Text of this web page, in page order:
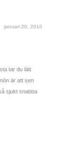
januari 20, 2010
tar du lätt
är att sen
sjukt snabba